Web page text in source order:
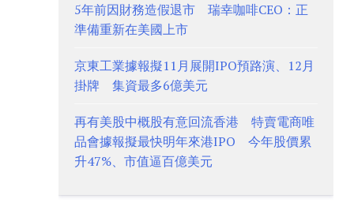
5年前因財務造假退市 瑞幸咖啡CEO：正
準備重新在美國上市
京東工業據報擬11月展開IPO預路演、12月
掛牌 集資最多6億美元
再有美股中概股有意回流香港 特賣電商唯
品會據報擬最快明年來港IPO 今年股價累
升47%、市值逼百億美元